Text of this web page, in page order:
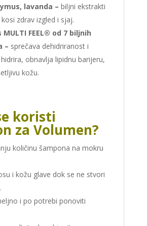
lavanda – biljni ekstrakti
zdrav izgled i sjaj.
FEEL® od 7 biljnih
– sprečava dehidriranost i
obnavlja lipidnu barijeru,
kožu.
koristi
za Volumen?
količinu šampona na mokru
i kožu glave dok se ne stvori
i po potrebi ponoviti